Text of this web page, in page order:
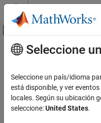
Saltar al contenido
Mostrar/ocultar
Inicio de Documentación
Contenido principal
¿Qué tan
Seleccione
Seleccione un país/idioma
está disponible, y ver
locales. Según su ubicación
seleccione:United States.